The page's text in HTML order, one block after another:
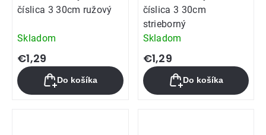
číslica 3 30cm ružový
Skladom
€1,29
Do košíka
číslica 3 30cm
strieborný
Skladom
€1,29
Do košíka